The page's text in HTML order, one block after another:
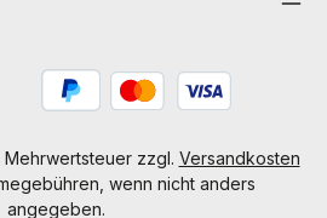
zzgl. Versandkosten
wenn nicht anders
angegeben.